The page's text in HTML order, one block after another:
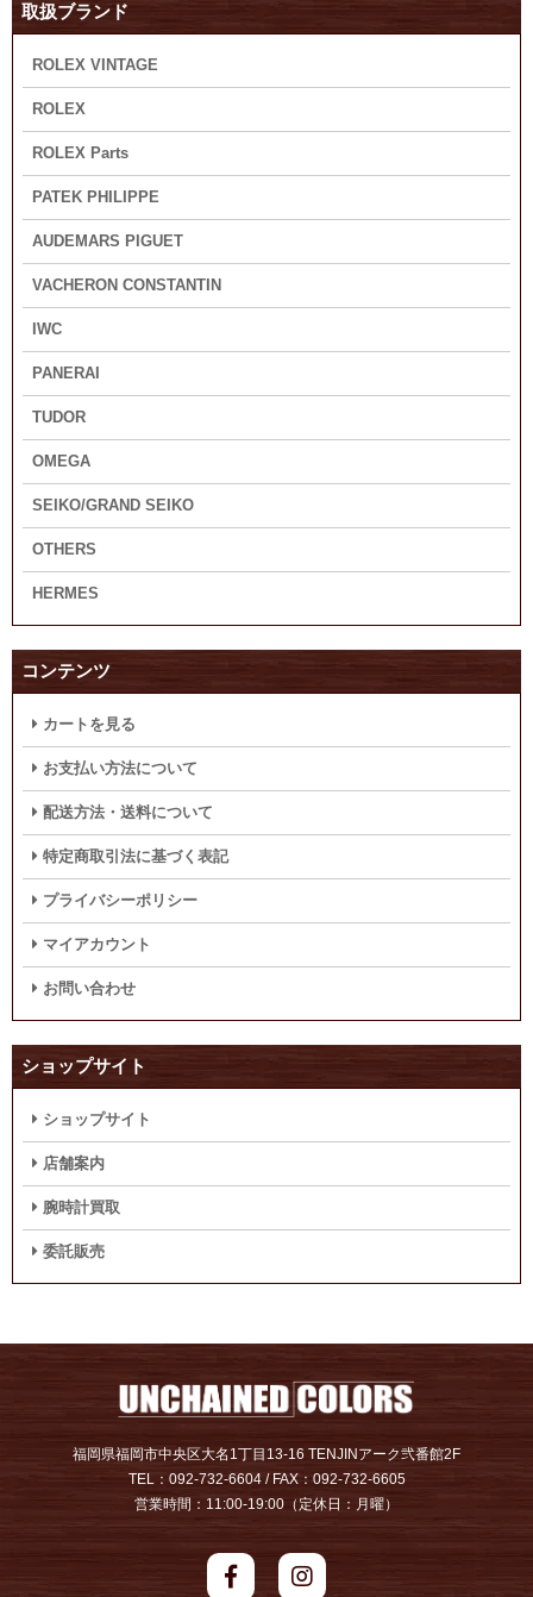
取扱ブランド
ROLEX VINTAGE
ROLEX
ROLEX Parts
PATEK PHILIPPE
AUDEMARS PIGUET
VACHERON CONSTANTIN
IWC
PANERAI
TUDOR
OMEGA
SEIKO/GRAND SEIKO
OTHERS
HERMES
コンテンツ
カートを見る
お支払い方法について
配送方法・送料について
特定商取引法に基づく表記
プライバシーポリシー
マイアカウント
お問い合わせ
ショップサイト
ショップサイト
店舗案内
腕時計買取
委託販売
福岡県福岡市中央区大名1丁目13-16 TENJINアーク弐番館2F
TEL：092-732-6604 / FAX：092-732-6605
営業時間：11:00-19:00（定休日：月曜）